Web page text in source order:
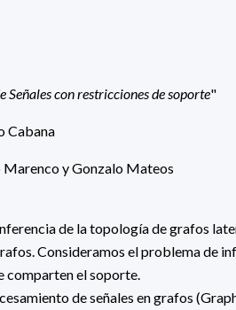
con restricciones de soporte"
Cabana
y Gonzalo Mateos
de la topología de grafos
Consideramos el problema de
comparten el soporte.
de señales en grafos